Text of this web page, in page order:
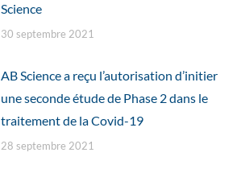
Science
30 septembre 2021
AB Science a reçu l’autorisation d’initier
une seconde étude de Phase 2 dans le
traitement de la Covid-19
28 septembre 2021